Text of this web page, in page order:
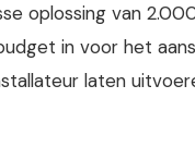
oplossing van
in voor het
laten